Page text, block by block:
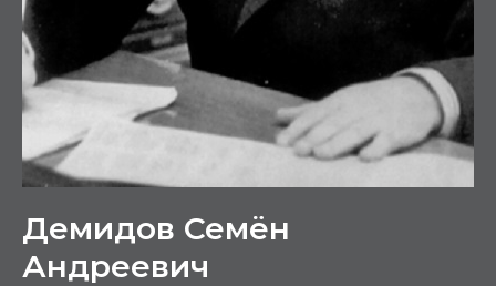
Демидов Семён
Андреевич